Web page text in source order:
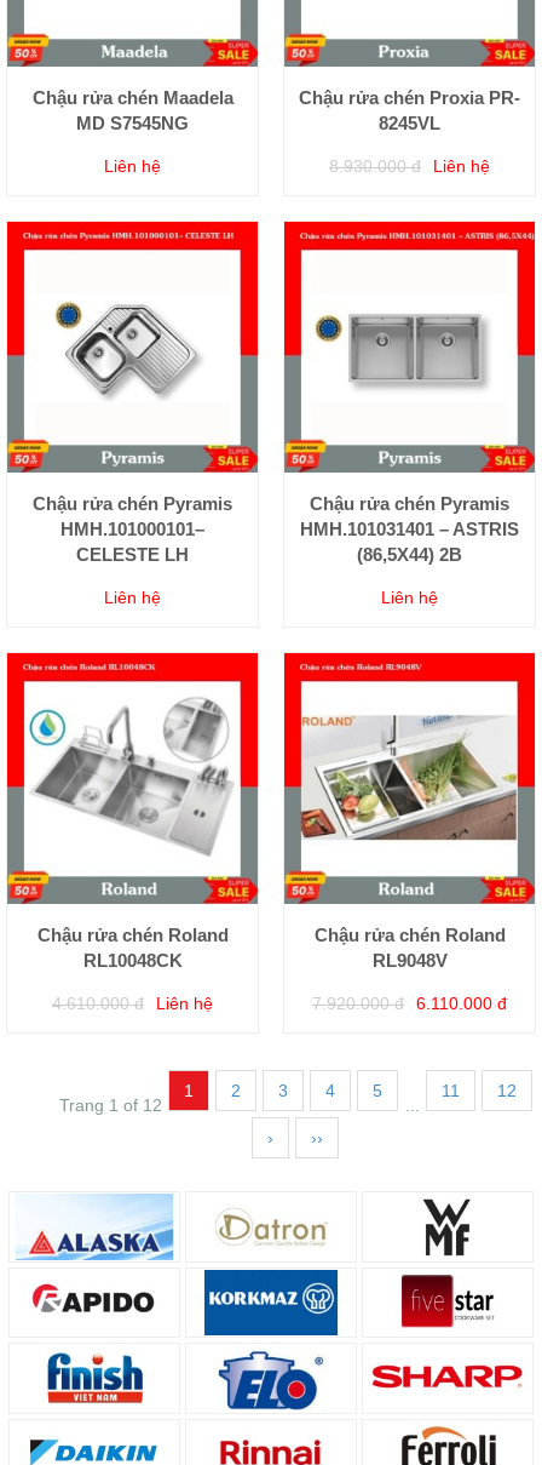
Chậu rửa chén Maadela
MD S7545NG
Liên hệ
Chậu rửa chén Proxia PR-
8245VL
8.930.000 đ Liên hệ
Chậu rửa chén Pyramis
HMH.101000101–
CELESTE LH
Liên hệ
Chậu rửa chén Pyramis
HMH.101031401 – ASTRIS
(86,5X44) 2B
Liên hệ
Chậu rửa chén Roland
RL10048CK
4.610.000 đ Liên hệ
Chậu rửa chén Roland
RL9048V
7.920.000 đ 6.110.000 đ
Trang 1 of 12
1 2 3 4 5 11 12
› ››